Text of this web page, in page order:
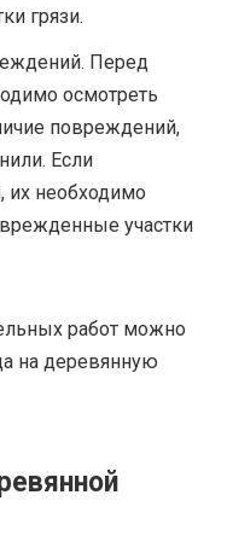
грязи.
Перед
осмотреть
повреждений,
Если
необходимо
участки
работ можно
на деревянную